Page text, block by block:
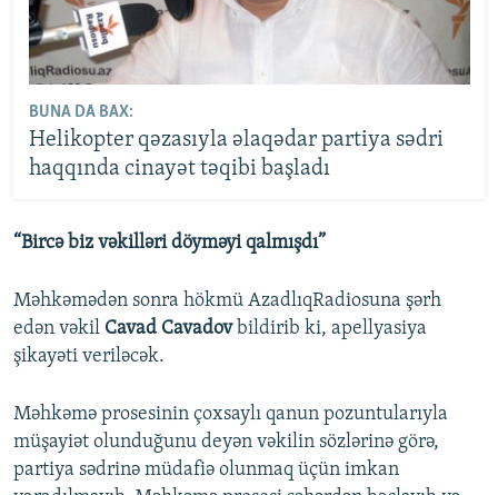
BUNA DA BAX:
Helikopter qəzasıyla əlaqədar partiya sədri
haqqında cinayət təqibi başladı
“Bircə biz vəkilləri döyməyi qalmışdı”
Məhkəmədən sonra hökmü AzadlıqRadiosuna şərh
edən vəkil Cavad Cavadovbildirib ki, apellyasiya
şikayəti veriləcək.
Məhkəmə prosesinin çoxsaylı qanun pozuntularıyla
müşayiət olunduğunu deyən vəkilin sözlərinə görə,
partiya sədrinə müdafiə olunmaq üçün imkan